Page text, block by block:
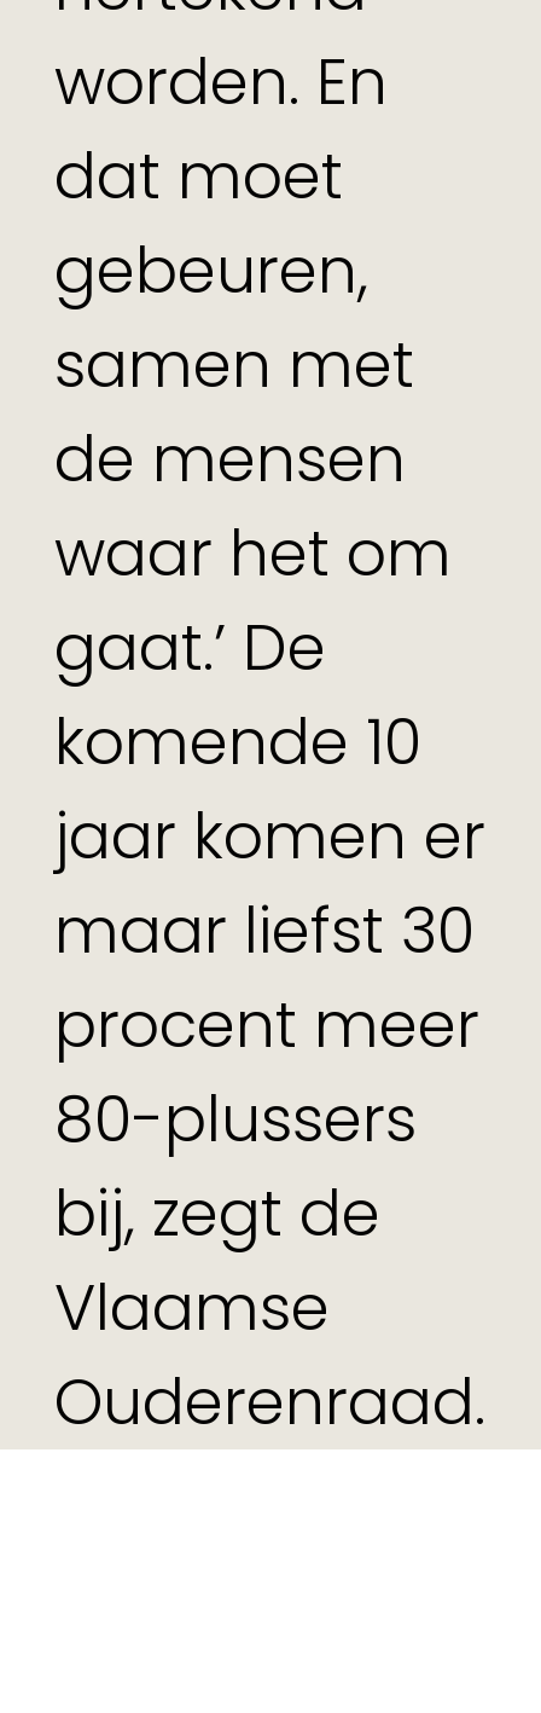
worden. En
dat moet
gebeuren,
samen met
de mensen
waar het om
gaat.’ De
komende 10
jaar komen er
maar liefst 30
procent meer
80-plussers
bij, zegt de
Vlaamse
Ouderenraad.